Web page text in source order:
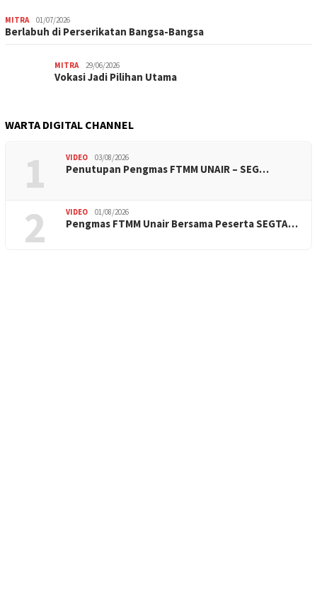
MITRA 01/07/2026
Berlabuh di Perserikatan Bangsa-Bangsa
MITRA 29/06/2026
Vokasi Jadi Pilihan Utama
WARTA DIGITAL CHANNEL
1 VIDEO 03/08/2026
Penutupan Pengmas FTMM UNAIR – SEG…
2 VIDEO 01/08/2026
Pengmas FTMM Unair Bersama Peserta SEGTA…